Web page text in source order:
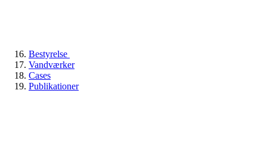
Bestyrelse
Vandværker
Cases
Publikationer